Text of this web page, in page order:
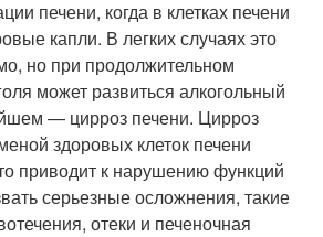
печени, когда в клетках печени
капли. В легких случаях это
но при продолжительном
может развиться алкогольный
— цирроз печени. Цирроз
здоровых клеток печени
приводит к нарушению функций
серьезные осложнения, такие
отеки и печеночная